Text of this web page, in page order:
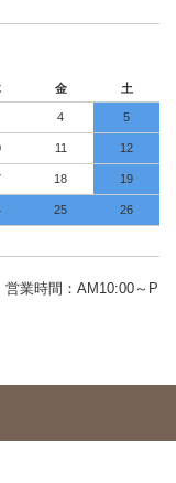
金 土
4 5
11 12
18 19
25 26
業時間：AM10:00～P